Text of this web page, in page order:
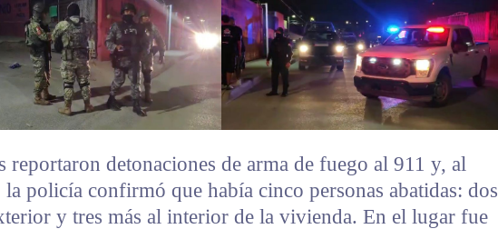
reportaron detonaciones de arma de fuego al 911 y, al
la policía confirmó que había cinco personas abatidas: dos
y tres más al interior de la vivienda. En el lugar fue